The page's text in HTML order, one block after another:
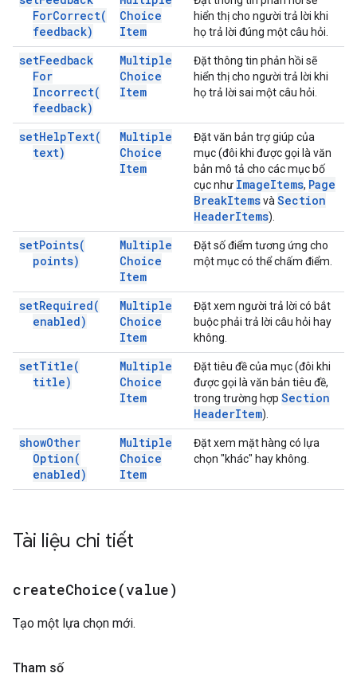
ForCorrect(
feedback)
Choice
Item
hiển thị cho người trả lời khi
họ trả lời đúng một câu hỏi.
setFeedback
For
Incorrect(
feedback)
Multiple
Choice
Item
Đặt thông tin phản hồi sẽ
hiển thị cho người trả lời khi
họ trả lời sai một câu hỏi.
setHelpText(
text)
Multiple
Choice
Item
Đặt văn bản trợ giúp của
mục (đôi khi được gọi là văn
bản mô tả cho các mục bố
cục như ImageItems, Page
BreakItemsvà Section
HeaderItems).
setPoints(
points)
Multiple
Choice
Item
Đặt số điểm tương ứng cho
một mục có thể chấm điểm.
setRequired(
enabled)
Multiple
Choice
Item
Đặt xem người trả lời có bắt
buộc phải trả lời câu hỏi hay
không.
setTitle(
title)
Multiple
Choice
Item
Đặt tiêu đề của mục (đôi khi
được gọi là văn bản tiêu đề,
trong trường hợp Section
HeaderItem).
showOther
Option(
enabled)
Multiple
Choice
Item
Đặt xem mặt hàng có lựa
chọn "khác" hay không.
Tài liệu chi tiết
createChoice(value)
Tạo một lựa chọn mới.
Tham số